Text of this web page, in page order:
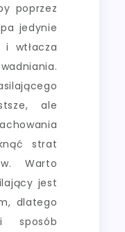
poprzez
jedynie
i wtłacza
ale
strat
Warto
jest
dlatego
sposób